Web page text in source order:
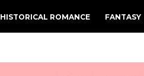
HISTORICAL ROMANCE FANTASY